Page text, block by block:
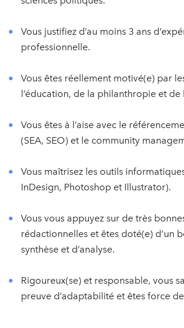
Vous justifiez d’au moins 3 ans
professionnelle.
Vous êtes réellement motivé(e) par
l’éducation, de la philanthropie et de
Vous êtes à l’aise avec le
(SEA, SEO) et le community
Vous maîtrisez les outils
InDesign, Photoshop et Illustrator).
Vous vous appuyez sur de très
rédactionnelles et êtes doté(e) d’un
synthèse et d’analyse.
Rigoureux(se) et responsable, vous
preuve d’adaptabilité et êtes force